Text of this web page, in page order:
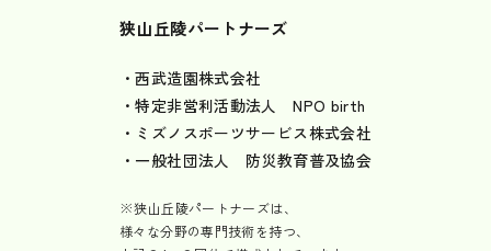
狭山丘陵パートナーズ
・西武造園株式会社
・特定非営利活動法人 NPO birth
・ミズノスポーツサービス株式会社
・一般社団法人 防災教育普及協会
※狭山丘陵パートナーズは、
様々な分野の専門技術を持つ、